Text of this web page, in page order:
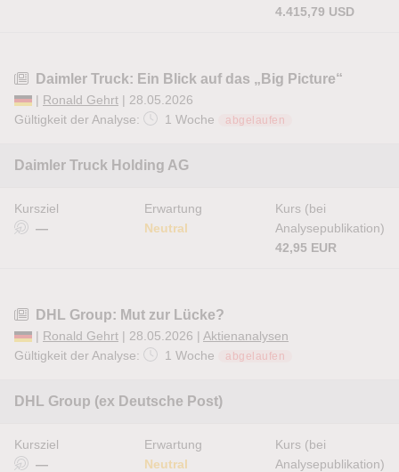
4.415,79 USD
Daimler Truck: Ein Blick auf das „Big Picture“
| Ronald Gehrt | 28.05.2026
Gültigkeit der Analyse:
1 Woche abgelaufen
Daimler Truck Holding AG
Kursziel
—
Erwartung
Neutral
Kurs (bei
Analysepublikation)
42,95 EUR
DHL Group: Mut zur Lücke?
| Ronald Gehrt | 28.05.2026 | Aktienanalysen
Gültigkeit der Analyse:
1 Woche abgelaufen
DHL Group (ex Deutsche Post)
Kursziel
—
Erwartung
Neutral
Kurs (bei
Analysepublikation)